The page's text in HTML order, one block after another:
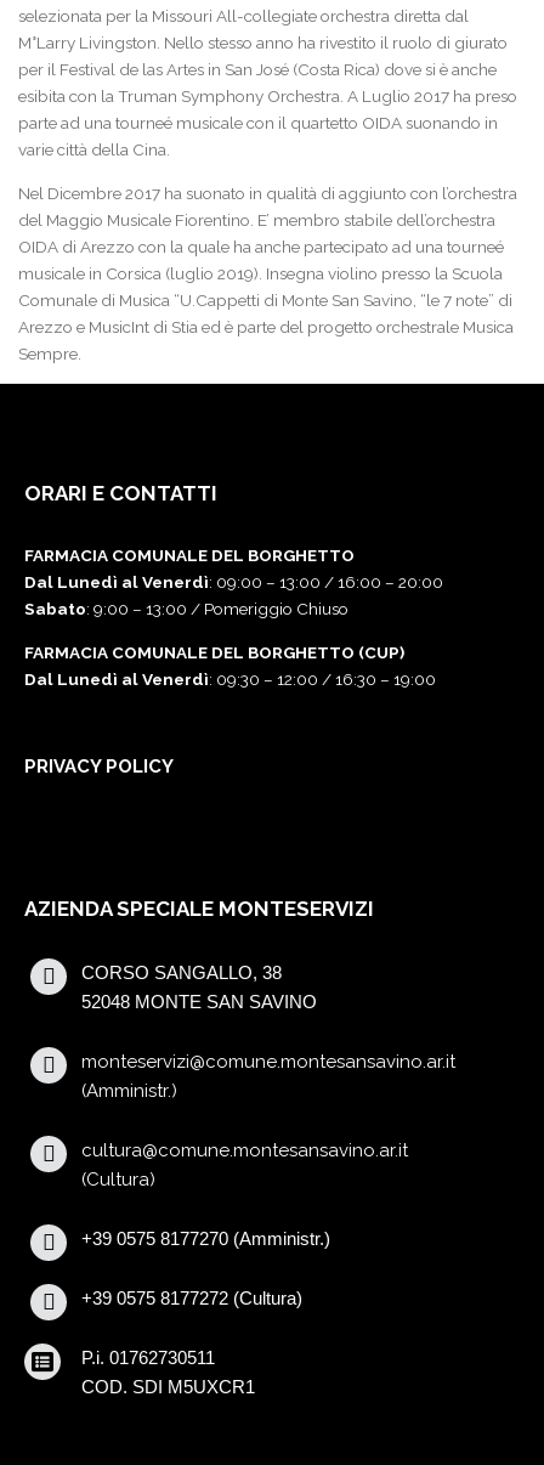
ORARI E CONTATTI
VISITA MONTE SAN SAVINO
PRESENTAZIONE FESTIVAL
JUNIOR MASTERCLASS
REGOLAMENTI
selezionata per la Missouri All-collegiate orchestra diretta dal
M°Larry Livingston. Nello stesso anno ha rivestito il ruolo di giurato
per il Festival de las Artes in San José (Costa Rica) dove si è anche
esibita con la Truman Symphony Orchestra. A Luglio 2017 ha preso
parte ad una tourneé musicale con il quartetto OIDA suonando in
varie città della Cina.
Nel Dicembre 2017 ha suonato in qualità di aggiunto con l’orchestra
del Maggio Musicale Fiorentino. E’ membro stabile dell’orchestra
OIDA di Arezzo con la quale ha anche partecipato ad una tourneé
musicale in Corsica (luglio 2019). Insegna violino presso la Scuola
Comunale di Musica “U.Cappetti di Monte San Savino, “le 7 note” di
Arezzo e MusicInt di Stia ed è parte del progetto orchestrale Musica
Sempre.
ORARI E CONTATTI
FARMACIA COMUNALE DEL BORGHETTO
Dal Lunedì al Venerdì: 09:00 – 13:00 / 16:00 – 20:00
Sabato: 9:00 – 13:00 / Pomeriggio Chiuso
FARMACIA COMUNALE DEL BORGHETTO (CUP)
Dal Lunedì al Venerdì: 09:30 – 12:00 / 16:30 – 19:00
PRIVACY POLICY
AZIENDA SPECIALE MONTESERVIZI
CORSO SANGALLO, 38
52048 MONTE SAN SAVINO
monteservizi@comune.montesansavino.ar.it
(Amministr.)
cultura@comune.montesansavino.ar.it
(Cultura)
+39 0575 8177270 (Amministr.)
+39 0575 8177272 (Cultura)
P.i. 01762730511
COD. SDI M5UXCR1